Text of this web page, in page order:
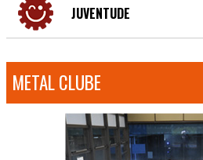
JUVENTUDE
METAL CLUBE